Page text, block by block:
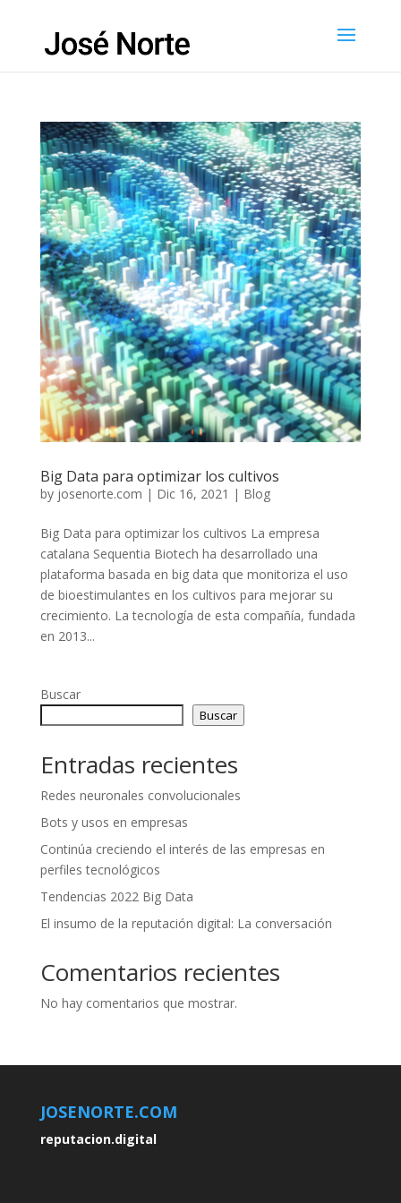
Big Data para optimizar los cultivos
by josenorte.com | Dic 16, 2021 | Blog
Big Data para optimizar los cultivos La empresa
catalana Sequentia Biotech ha desarrollado una
plataforma basada en big data que monitoriza el uso
de bioestimulantes en los cultivos para mejorar su
crecimiento. La tecnología de esta compañía, fundada
en 2013...
Buscar
Buscar
Entradas recientes
Redes neuronales convolucionales
Bots y usos en empresas
Continúa creciendo el interés de las empresas en
perfiles tecnológicos
Tendencias 2022 Big Data
El insumo de la reputación digital: La conversación
Comentarios recientes
No hay comentarios que mostrar.
JOSENORTE.COM
reputacion.digital